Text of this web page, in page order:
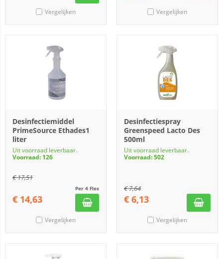
Vergelijken Vergelijken
Desinfectiemiddel
PrimeSource Ethades1
liter
Uit voorraad leverbaar.
Voorraad: 126
€17,51
Per 4 Fles
€ 14,63
Vergelijken
Desinfectiespray
Greenspeed Lacto Des
500ml
Uit voorraad leverbaar.
Voorraad: 502
€7,64
€ 6,13
Vergelijken